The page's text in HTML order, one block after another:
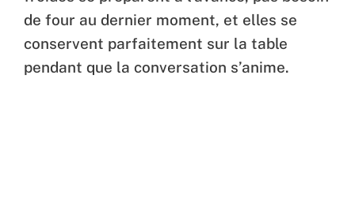
de four au dernier moment, et elles se
conservent parfaitement sur la table
pendant que la conversation s’anime.